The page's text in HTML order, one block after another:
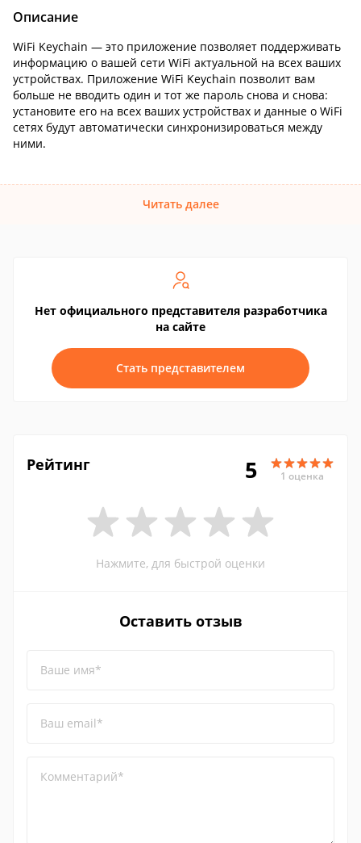
Описание
WiFi Keychain — это приложение позволяет поддерживать
информацию о вашей сети WiFi актуальной на всех ваших
устройствах. Приложение WiFi Keychain позволит вам
больше не вводить один и тот же пароль снова и снова:
установите его на всех ваших устройствах и данные о WiFi
сетях будут автоматически синхронизироваться между
ними.
Читать далее
Нет официального представителя разработчика
на сайте
Стать представителем
Рейтинг 5 1 оценка
Нажмите, для быстрой оценки
Оставить отзыв
Ваше имя*
Ваш email*
Комментарий*